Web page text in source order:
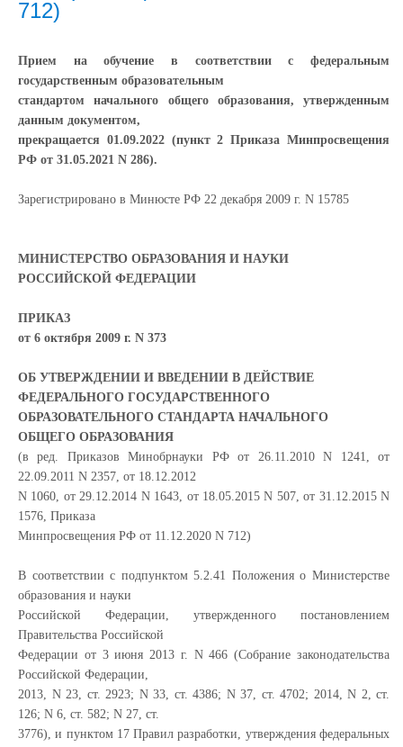
712)
Прием на обучение в соответствии с федеральным
государственным образовательным
стандартом начального общего образования, утвержденным
данным документом,
прекращается 01.09.2022 (пункт 2 Приказа Минпросвещения
РФ от 31.05.2021 N 286).
Зарегистрировано в Минюсте РФ 22 декабря 2009 г. N 15785
МИНИСТЕРСТВО ОБРАЗОВАНИЯ И НАУКИ
РОССИЙСКОЙ ФЕДЕРАЦИИ
ПРИКАЗ
от 6 октября 2009 г. N 373
ОБ УТВЕРЖДЕНИИ И ВВЕДЕНИИ В ДЕЙСТВИЕ
ФЕДЕРАЛЬНОГО ГОСУДАРСТВЕННОГО
ОБРАЗОВАТЕЛЬНОГО СТАНДАРТА НАЧАЛЬНОГО
ОБЩЕГО ОБРАЗОВАНИЯ
(в ред. Приказов Минобрнауки РФ от 26.11.2010 N 1241, от
22.09.2011 N 2357, от 18.12.2012
N 1060, от 29.12.2014 N 1643, от 18.05.2015 N 507, от 31.12.2015 N
1576, Приказа
Минпросвещения РФ от 11.12.2020 N 712)
В соответствии с подпунктом 5.2.41 Положения о Министерстве
образования и науки
Российской Федерации, утвержденного постановлением
Правительства Российской
Федерации от 3 июня 2013 г. N 466 (Собрание законодательства
Российской Федерации,
2013, N 23, ст. 2923; N 33, ст. 4386; N 37, ст. 4702; 2014, N 2, ст.
126; N 6, ст. 582; N 27, ст.
3776), и пунктом 17 Правил разработки, утверждения федеральных